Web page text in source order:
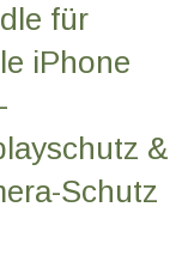
für
iPhone
&
Schutz